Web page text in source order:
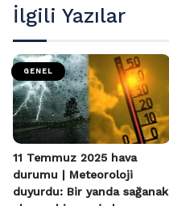
İlgili Yazılar
GENEL
11 Temmuz 2025 hava
durumu | Meteoroloji
duyurdu: Bir yanda sağanak